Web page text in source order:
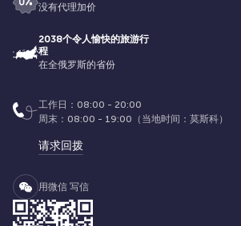
没有代理加价
2038个令人愉快的旅游行
程
在全俄罗斯的省份
工作日：08:00 - 20:00
周末：08:00 - 19:00（当地时间：莫斯科）
请求回拨
用微信 写信